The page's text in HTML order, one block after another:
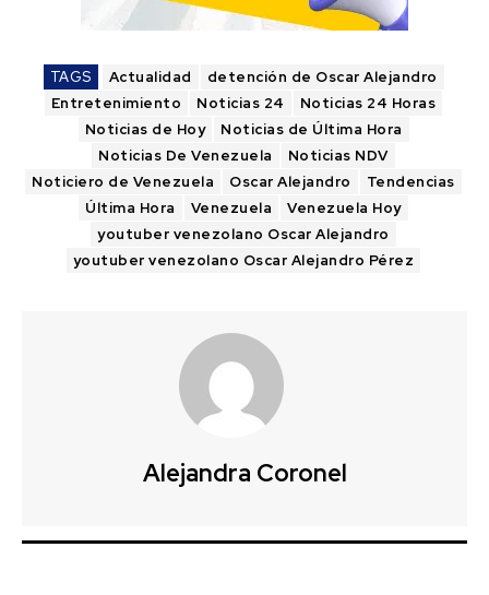
TAGS Actualidad
detención de Oscar Alejandro
Entretenimiento
Noticias 24
Noticias 24 Horas
Noticias de Hoy
Noticias de Última Hora
Noticias De Venezuela
Noticias NDV
Noticiero de Venezuela
Oscar Alejandro
Tendencias
Última Hora
Venezuela
Venezuela Hoy
youtuber venezolano Oscar Alejandro
youtuber venezolano Oscar Alejandro Pérez
Alejandra Coronel